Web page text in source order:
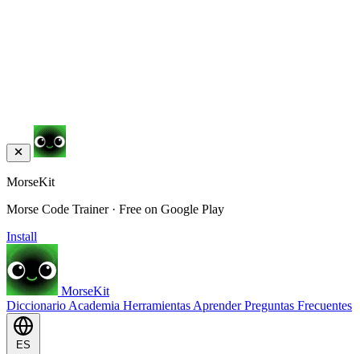
MorseKit
Morse Code Trainer · Free on Google Play
Install
MorseKit
Diccionario Academia Herramientas AprenderPreguntas Frecuentes